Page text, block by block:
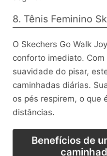
8. Tênis Feminino
O Skechers Go Walk
conforto imediato.
suavidade do pisar,
caminhadas diárias.
os pés respirem, o que
distâncias.
Benefícios de